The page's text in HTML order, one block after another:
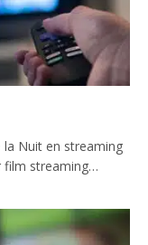
Nuit en streaming
film streaming…